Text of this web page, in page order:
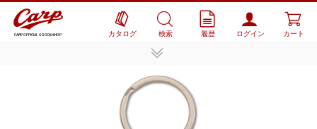
CARP OFFICIAL GOODS SHOP カタログ 検索 履歴 ログイン カート